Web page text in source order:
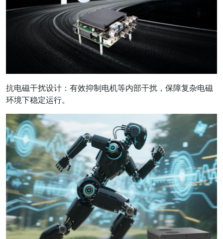
抗电磁干扰设计：有效抑制电机等内部干扰，保障复杂电磁
环境下稳定运行。